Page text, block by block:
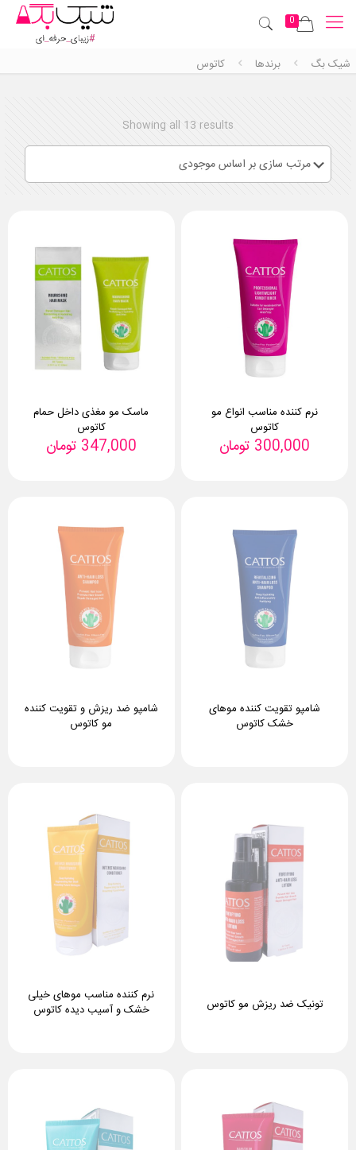
0
شیک بگ برندها کاتوس
Showing all 13 results
نرم کننده مناسب انواع مو
کاتوس
300,000 تومان
ماسک مو مغذی داخل حمام
کاتوس
347,000 تومان
شامپو تقویت کننده موهای
خشک کاتوس
شامپو ضد ریزش و تقویت کننده
مو کاتوس
تونیک ضد ریزش مو کاتوس
نرم کننده مناسب موهای خیلی
خشک و آسیب دیده کاتوس